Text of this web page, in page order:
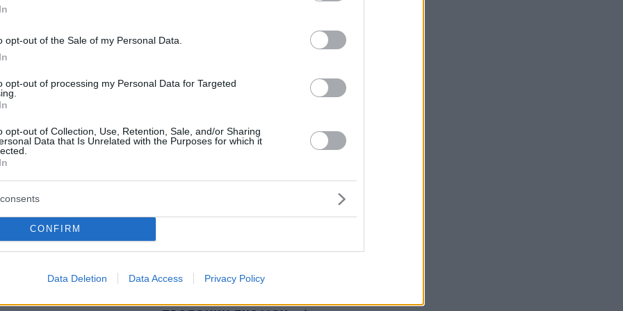
opt-out of the Sale of my Personal Data.
opt-out of processing my Personal Data for Targeted
opt-out of Collection, Use, Retention, Sale, and/or Sharing
Data that Is Unrelated with the Purposes for which it
CONFIRM
Data Deletion Data Access Privacy Policy
Ουρές σε Αθήνα, Θεσσαλονίκη, Λάρισα -
πριν το άνοιγμα των καταστημάτων
νοσηλεύεται η 19χρονη ξαδέρφη
στοProtothema.gr